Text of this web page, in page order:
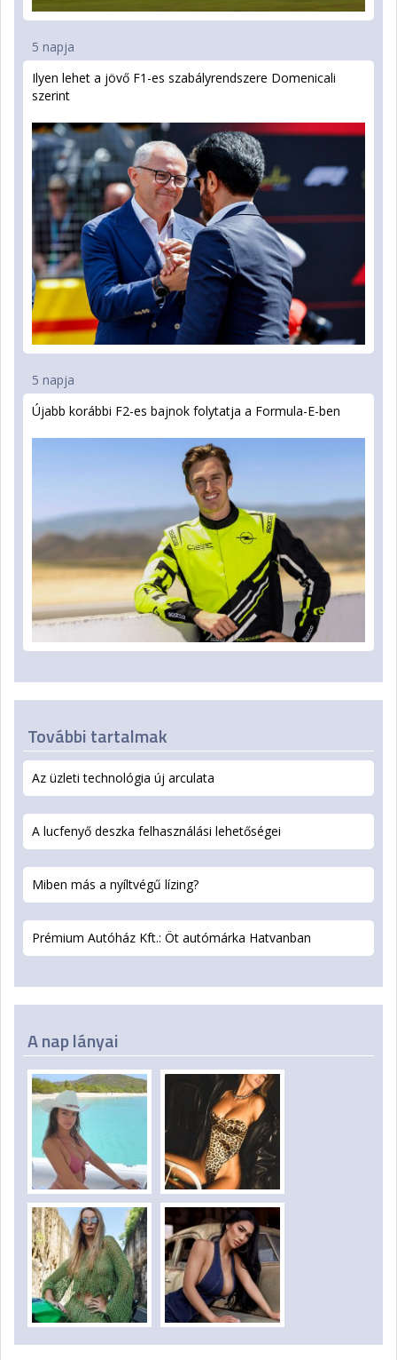
5 napja
Ilyen lehet a jövő F1-es szabályrendszere Domenicali
szerint
5 napja
Újabb korábbi F2-es bajnok folytatja a Formula-E-ben
További tartalmak
Az üzleti technológia új arculata
A lucfenyő deszka felhasználási lehetőségei
Miben más a nyíltvégű lízing?
Prémium Autóház Kft.: Öt autómárka Hatvanban
A nap lányai